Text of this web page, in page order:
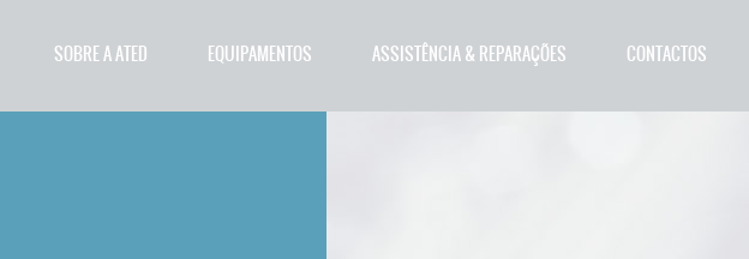
SOBRE A ATED EQUIPAMENTOS ASSISTÊNCIA & REPARAÇÕES CONTACTOS